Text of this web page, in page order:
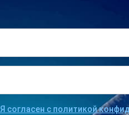
Я согласен с политикой